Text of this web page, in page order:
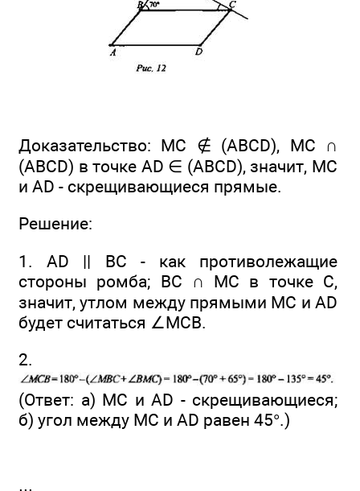
Доказательство: МС ∉ (ABCD), MС ∩
(ABCD) в точке AD ∈ (ABCD), значит, МС
и AD - скрещивающиеся прямые.
Решение:
1. AD || ВС - как противолежащие
стороны ромба; ВС ∩ МС в точке С,
значит, утлом между прямыми МС и AD
будет считаться ∠MCB.
2.
(Ответ: а) МС и AD - скрещивающиеся;
б) угол между МС и AD равен 45°.)